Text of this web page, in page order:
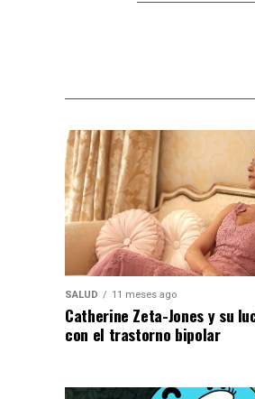
SALUD 11 meses ago
Catherine Zeta-Jones y su
con el trastorno bipolar